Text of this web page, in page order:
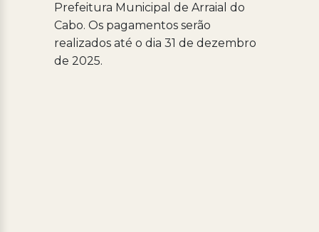
Prefeitura Municipal de Arraial do
Cabo. Os pagamentos serão
realizados até o dia 31 de dezembro
de 2025.